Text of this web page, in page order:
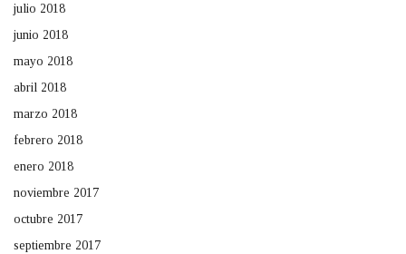
julio 2018
junio 2018
mayo 2018
abril 2018
marzo 2018
febrero 2018
enero 2018
noviembre 2017
octubre 2017
septiembre 2017